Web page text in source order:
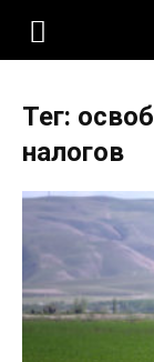
KLOOP.KG
Новости
Кыргызстана
Тег:
налогов